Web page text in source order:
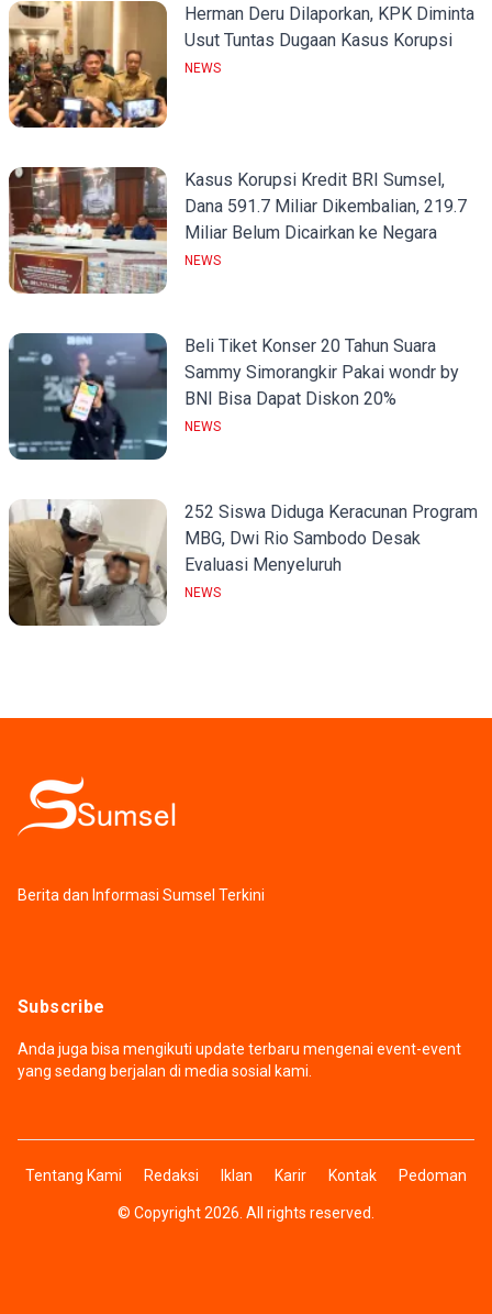
Herman Deru Dilaporkan, KPK Diminta
Usut Tuntas Dugaan Kasus Korupsi
NEWS
Kasus Korupsi Kredit BRI Sumsel,
Dana 591.7 Miliar Dikembalian, 219.7
Miliar Belum Dicairkan ke Negara
NEWS
Beli Tiket Konser 20 Tahun Suara
Sammy Simorangkir Pakai wondr by
BNI Bisa Dapat Diskon 20%
NEWS
252 Siswa Diduga Keracunan Program
MBG, Dwi Rio Sambodo Desak
Evaluasi Menyeluruh
NEWS
Berita dan Informasi Sumsel Terkini
Subscribe
Anda juga bisa mengikuti update terbaru mengenai event-event
yang sedang berjalan di media sosial kami.
© Copyright 2026. All rights reserved.
Tentang Kami Redaksi Iklan Karir Kontak Pedoman